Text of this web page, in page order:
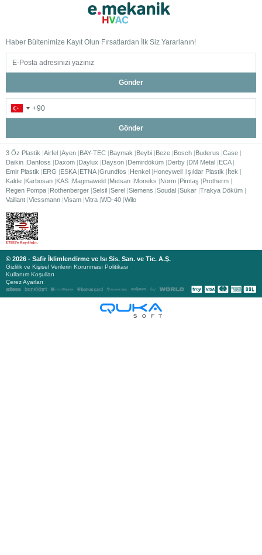
Haber Bültenimize Kayıt Olun Fırsatlardan İlk Siz Yararlanın!
Gönder
Gönder
3 Öz Plastik Airfel Ayen BAY-TEC Baymak Beybi Beze Bosch Buderus Case
Daikin Danfoss Daxom Daylux Dayson Demirdöküm Derby DM Metal ECA
Emir Plastik
ERG ESKA ETNA Grundfos Henkel Honeywell Işıldar Plastik
İtek
Kalde Karbosan KAS Magmaweld Metsan Moneks Norm Pimtaş
Protherm
Regen Pompa Rothenberger Selsil Serel Siemens Soudal Sukar Trakya Döküm
Vaillant Viessmann Visam Vitra WD-40 Wilo
© 2026 - Safir İklimlendirme ve Isı Sis. San. ve Tic. A.Ş.
Gizlilik ve Kişisel Verilerin Korunması Politikası
Kullanım Koşulları
Çerez Ayarları